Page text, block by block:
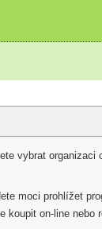
vybrat organizaci
moci prohlížet
koupit on-line nebo